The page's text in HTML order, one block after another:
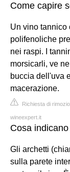
Come capire
Un vino tannico
polifenoliche
nei raspi. I
morsicarli, ve
buccia dell'uva
macerazione.
Richiesta di
wineexpert.it
Cosa
Gli archetti
sulla parete